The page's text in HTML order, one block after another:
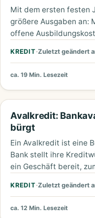
KREDIT ·Zuletzt geändert
Mit dem ersten festen
größere Ausgaben an:
offene
ca. 19 Min. Lesezeit
KREDIT ·Zuletzt geändert
Avalkredit:
bürgt
Ein Avalkredit ist eine
Bank stellt ihre
ein Geschäft bereit,
ca. 12 Min. Lesezeit